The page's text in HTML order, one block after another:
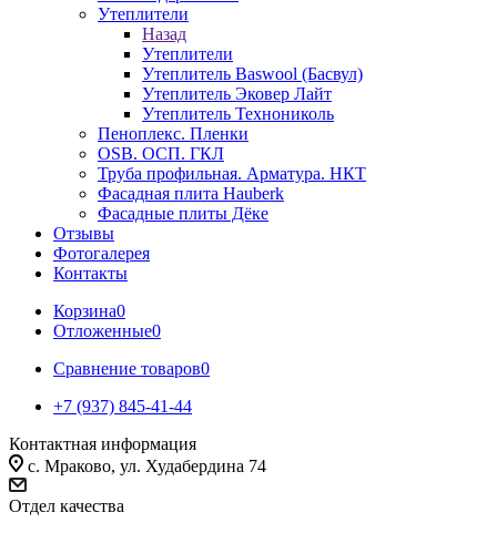
Утеплители
Назад
Утеплители
Утеплитель Baswool (Басвул)
Утеплитель Эковер Лайт
Утеплитель Технониколь
Пеноплекс. Пленки
OSB. ОСП. ГКЛ
Труба профильная. Арматура. НКТ
Фасадная плита Hauberk
Фасадные плиты Дёке
Отзывы
Фотогалерея
Контакты
Корзина0
Отложенные0
Сравнение товаров0
+7 (937) 845-41-44
Контактная информация
с. Мраково, ул. Худабердина 74
Отдел качества